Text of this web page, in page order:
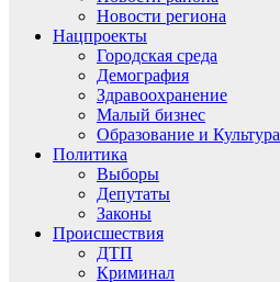
Новости региона
Нацпроекты
Городская среда
Демография
Здравоохранение
Малый бизнес
Образование и Культура
Политика
Выборы
Депутаты
Законы
Происшествия
ДТП
Криминал